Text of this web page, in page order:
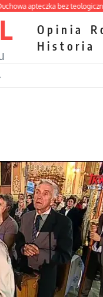
apteczka bez teologicznych
Opinia
Historia